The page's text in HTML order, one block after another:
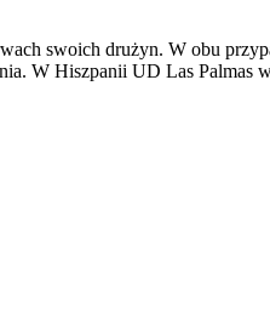
swoich drużyn. W obu
W Hiszpanii UD Las